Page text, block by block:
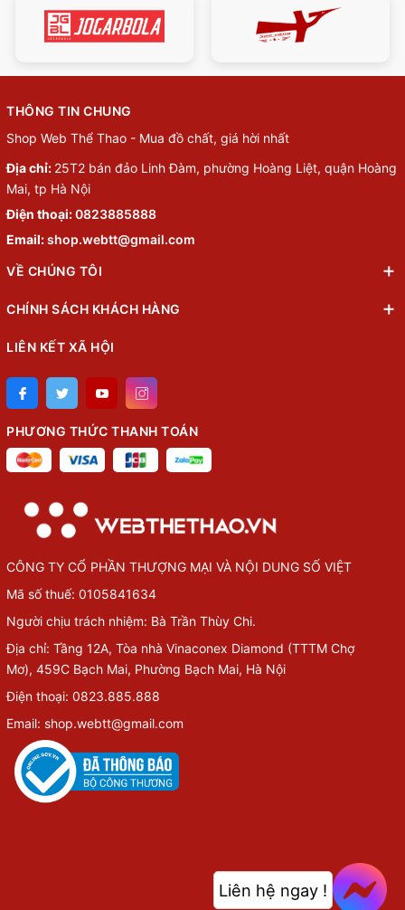
THÔNG TIN CHUNG
Shop Web Thể Thao - Mua đồ chất, giá hời nhất
Địa chỉ: 25T2 bán đảo Linh Đàm, phường Hoàng Liệt, quận Hoàng
Mai, tp Hà Nội
Điện thoại:0823885888
Email:shop.webtt@gmail.com
VỀ CHÚNG TÔI
CHÍNH SÁCH KHÁCH HÀNG
LIÊN KẾT XÃ HỘI
PHƯƠNG THỨC THANH TOÁN
CÔNG TY CỔ PHẦN THƯỢNG MẠI VÀ NỘI DUNG SỐ VIỆT
Mã số thuế: 0105841634
Người chịu trách nhiệm: Bà Trần Thùy Chi.
Địa chỉ: Tầng 12A, Tòa nhà Vinaconex Diamond (TTTM Chợ
Mơ), 459C Bạch Mai, Phường Bạch Mai, Hà Nội
Điện thoại: 0823.885.888
Email: shop.webtt@gmail.com
Liên hệ ngay !